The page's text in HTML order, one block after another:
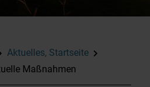
Aktuelles, Startseite
Maßnahmen